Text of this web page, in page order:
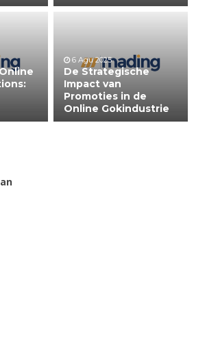
6 Agu 2025
De Strategische
Impact van
Promoties in de
Online Gokindustrie